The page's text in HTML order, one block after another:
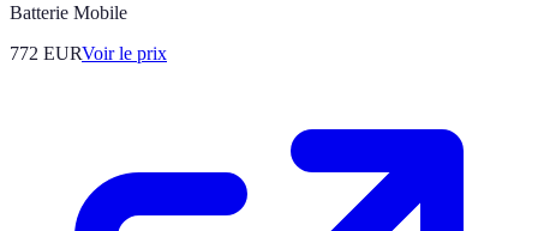
Batterie Mobile
772 EURVoir le prix